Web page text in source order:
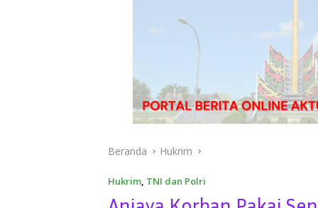
Beranda Hukrim
Hukrim, TNI dan Polri